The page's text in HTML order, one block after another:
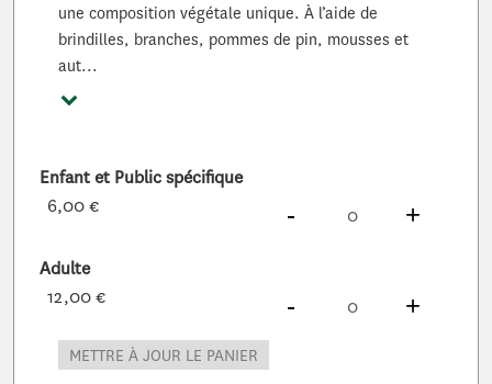
une composition végétale unique. À l’aide de
brindilles, branches, pommes de pin, mousses et
aut...
Voir plus
Enfant et Public spécifique
6,00 €
- DIMINUER
PRODUITS
+À
Adulte
12,00 €
- DIMINUER
PRODUITS
+À
METTRE À JOUR LE PANIER